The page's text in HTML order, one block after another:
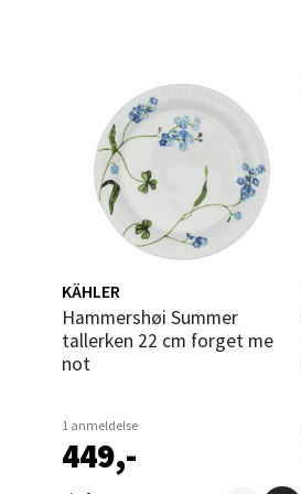
KÄHLER
Hammershøi Summer
tallerken 22 cm forget me
not
1 anmeldelse
449,-